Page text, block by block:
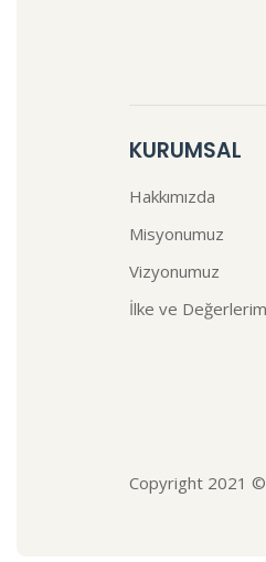
KURUMSAL
Hakkımızda
Misyonumuz
Vizyonumuz
İlke ve
Copyright 2021 ©